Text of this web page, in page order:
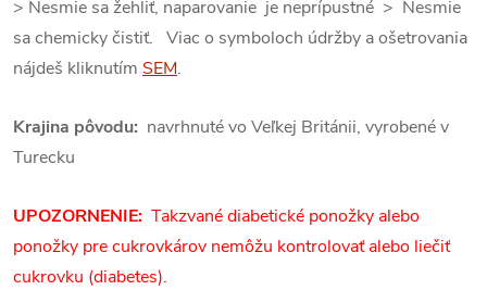
> Nesmie sa žehliť, naparovanie je neprípustné > Nesmie
sa chemicky čistiť. Viac o symboloch údržby a ošetrovania
nájdeš kliknutím SEM.
Krajina pôvodu: navrhnuté vo Veľkej Británii, vyrobené v
Turecku
UPOZORNENIE: Takzvané diabetické ponožky alebo
ponožky pre cukrovkárov nemôžu kontrolovať alebo liečiť
cukrovku (diabetes).